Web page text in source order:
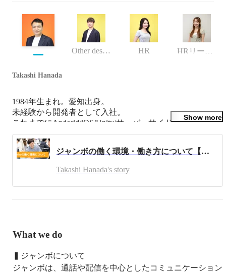
Other designer HR HRリーダー
Takashi Hanada
1984年生まれ。愛知出身。
未経験から開発者として入社。
これまでにAndorid/iOS/Unity/サーバーサイドエンジニアと
して自社サービスを開発。
サービス拡大に伴い2021年4月に株式会社ジャンボを設
立。
Show more
ジャンボの働く環境・働き方について【会社紹介】
Takashi Hanada's story
What we do
▍ジャンボについて
ジャンボは、通話や配信を中心としたコミュニケーション